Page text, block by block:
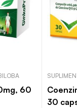
60
30